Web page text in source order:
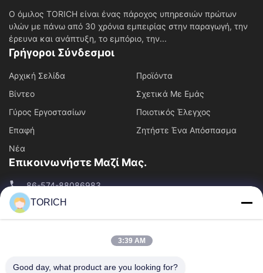
Ο όμιλος TORICH είναι ένας πάροχος υπηρεσιών πρώτων
υλών με πάνω από 30 χρόνια εμπειρίας στην παραγωγή, την
έρευνα και ανάπτυξη, το εμπόριο, την...
Γρήγοροι Σύνδεσμοι
Αρχική Σελίδα
Προϊόντα
Βίντεο
Σχετικά Με Εμάς
Γύρος Εργοστασίων
Ποιοτικός Έλεγχος
Επαφή
Ζητήστε Ένα Απόσπασμα
Νέα
Επικοινωνήστε Μαζί Μας.
86-574-88086983
86-574-88086983
sales@steel-tubes.com
TORICH
3:39 AM
Good day, what product are you looking for?